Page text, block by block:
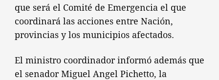
que será el Comité de Emergencia el que
coordinará las acciones entre Nación,
provincias y los municipios afectados.
El ministro coordinador informó además que
el senador Miguel Angel Pichetto, la